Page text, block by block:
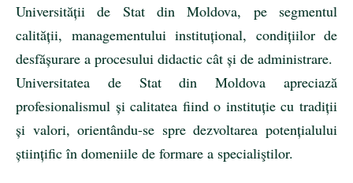
Universității de Stat din Moldova, pe segmentul
calității, managementului instituțional, condițiilor de
desfășurare a procesului didactic cât și de administrare.
Universitatea de Stat din Moldova apreciază
profesionalismul și calitatea fiind o instituție cu tradiții
și valori, orientându-se spre dezvoltarea potențialului
științific în domeniile de formare a specialiştilor.